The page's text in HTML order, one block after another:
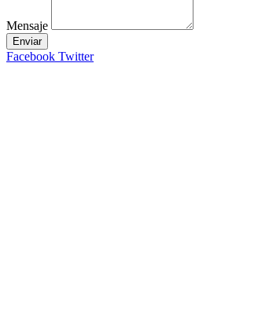
Mensaje
Enviar
Facebook Twitter